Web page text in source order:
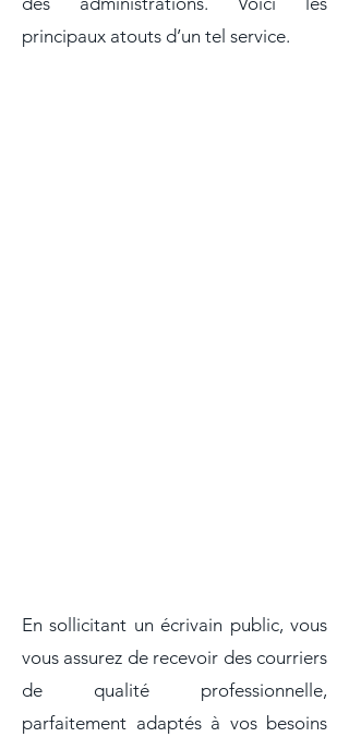
principaux atouts d’un tel service.
En sollicitant un écrivain public, vous
vous assurez de recevoir des courriers
de qualité professionnelle,
parfaitement adaptés à vos besoins